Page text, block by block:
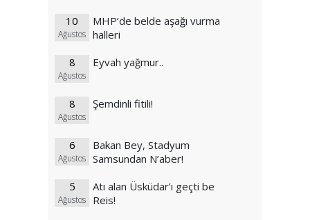
10
Ağustos
MHP’de belde aşağı vurma
halleri
8
Ağustos
Eyvah yağmur..
8
Ağustos
Şemdinli fitili!
6
Ağustos
Bakan Bey, Stadyum
Samsundan N’aber!
5
Ağustos
Atı alan Üsküdar’ı geçti be
Reis!